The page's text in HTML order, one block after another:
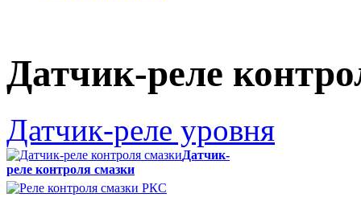
Датчик-реле
Датчик-реле уровня
Датчик-
реле контроля смазки